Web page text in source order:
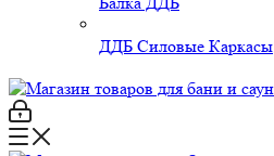
ДДБ Силовые Каркасы